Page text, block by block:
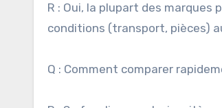
R : Oui, la plupart des
conditions (transport, pièces)
Q : Comment comparer